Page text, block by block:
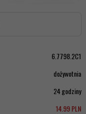
6.7798.2C1
dożywotnia
24 godziny
14.99 PLN